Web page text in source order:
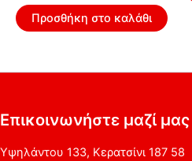
Προσθήκη στο καλάθι
Επικοινωνήστε μαζί μας
Υψηλάντου 133, Κερατσίνι 187 58